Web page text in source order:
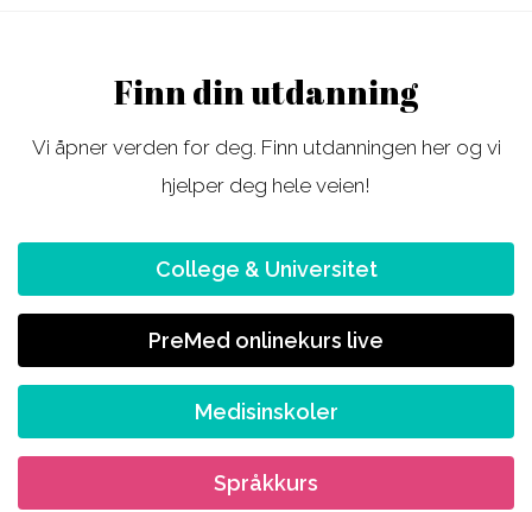
Finn din utdanning
Vi åpner verden for deg. Finn utdanningen her og vi
hjelper deg hele veien!
College & Universitet
PreMed onlinekurs live
Medisinskoler
Språkkurs